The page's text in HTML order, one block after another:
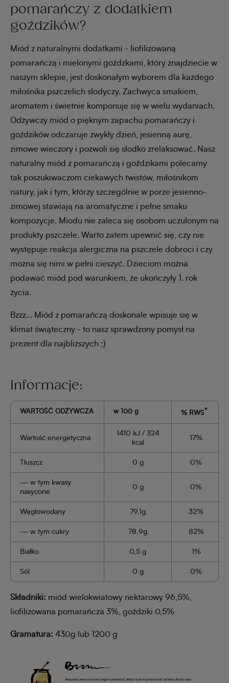
pomarańczy z dodatkiem
goździków?
Miód z naturalnymi dodatkami - liofilizowaną
pomarańczą i mielonymi goźdzkami, który znajdziecie w
naszym sklepie, jest doskonałym wyborem dla każdego
miłośnika pszczelich słodyczy. Zachwyca smakiem,
aromatem i świetnie komponuje się w wielu wydaniach.
Odżywczy miód o pięknym zapachu pomarańczy i
goździków odczaruje zwykły dzień, jesienną aurę,
zimowe wieczory i pozwoli się słodko zrelaksować. Nasz
naturalny miód z pomarańczą i goździkami polecamy
tak poszukiwaczom ciekawych twistów, miłośnikom
natury, jak i tym, którzy szczególnie w porze jesienno-
zimowej stawiają na aromatyczne i pełne smaku
kompozycje. Miodu nie zaleca się osobom uczulonym na
produkty pszczele. Warto zatem upewnić się, czy nie
występuje reakcja alergiczna na pszczele dobroci i czy
można się nimi w pełni cieszyć. Dzieciom można
podawać miód pod warunkiem, że ukończyły 1. rok
życia.
Bzzz... Miód z pomarańczą doskonale wpisuje się w
klimat świąteczny - to nasz sprawdzony pomysł na
prezent dla najbliższych ;)
Informacje:
WARTOŚĆ ODŻYWCZA w 100 g % RWS*
Wartość energetyczna
1410 kJ / 324
kcal
17%
Tłuszcz 0 g 0%
— w tym kwasy
nasycone
0 g 0%
Węglowodany 79,1g 32%
— w tym cukry 78,9g 82%
Białko 0,5 g 1%
Sól 0 g 0%
Składniki: miód wielokwiatowy nektarowy 96,5%,
liofilizowana pomarańcza 3%, goździki 0,5%
Gramatura: 430g lub 1200 g